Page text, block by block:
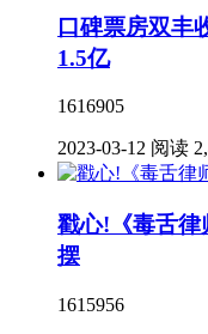
口碑票房双丰
1.5亿
1616905
2023-03-12 阅读
戳心!《毒舌律
摆
1615956